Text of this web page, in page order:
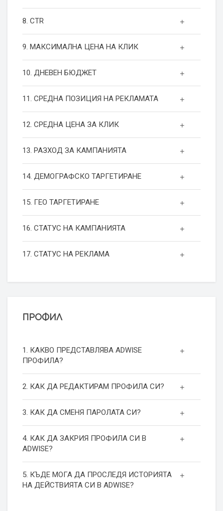
8. CTR
9. МАКСИМАЛНА ЦЕНА НА КЛИК
10. ДНЕВЕН БЮДЖЕТ
11. СРЕДНА ПОЗИЦИЯ НА РЕКЛАМАТА
12. СРЕДНА ЦЕНА ЗА КЛИК
13. РАЗХОД ЗА КАМПАНИЯТА
14. ДЕМОГРАФСКО ТАРГЕТИРАНЕ
15. ГЕО ТАРГЕТИРАНЕ
16. СТАТУС НА КАМПАНИЯТА
17. СТАТУС НА РЕКЛАМА
ПРОФИЛ
1. КАКВО ПРЕДСТАВЛЯВА ADWISE
ПРОФИЛА?
2. КАК ДА РЕДАКТИРАМ ПРОФИЛА СИ?
3. КАК ДА СМЕНЯ ПАРОЛАТА СИ?
4. КАК ДА ЗАКРИЯ ПРОФИЛА СИ В
ADWISE?
5. КЪДЕ МОГА ДА ПРОСЛЕДЯ ИСТОРИЯТА
НА ДЕЙСТВИЯТА СИ В ADWISE?